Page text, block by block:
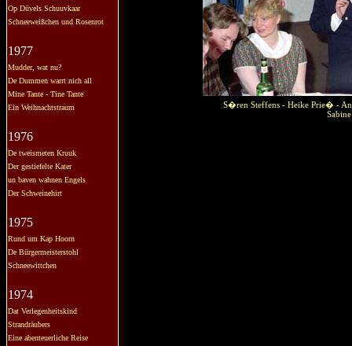
Op Düvels Schuuvkaar
Schneeweißchen und Rosenrot
1977
Mudder, wat nu?
De Dummen warrt nich all
Mine Tante - Tine Tante
Ein Weihnachtstraum
1976
De tweismeten Kruuk
Der gestiefelte Kater
un baven wahnen Engels
Der Schweinehirt
1975
Rund um Kap Hoorn
De Bürgermeisterstohl
Schneewittchen
1974
Dat Verlegenheitskind
Strandräubers
Eine abenteuerliche Reise
S�ren Steffens - Heike Prie� -